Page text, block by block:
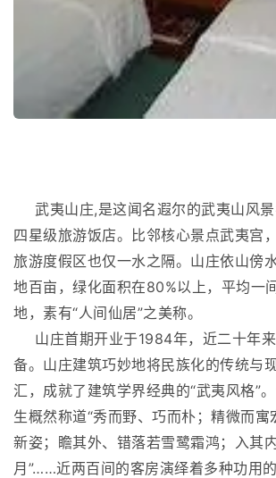
武夷山庄,是这闻名遐尔的武夷山风
四星级旅游饭店。比邻核心景点武夷宫
旅游度假区也仅一水之隔。山庄依山傍
地百亩，绿化面积在80%以上，平均一
地，素有“人间仙居”之美称。
山庄首期开业于1984年，近二十年
备。山庄建筑巧妙地将民族化的传统与
汇，成就了建筑学界经典的“武夷风格”
生概然称道“秀而野、巧而朴；精微而寓
新姿；瞻其外、错落若雪鹭霜鸿；入其
月”……近两百间的客房演绎着多种功用